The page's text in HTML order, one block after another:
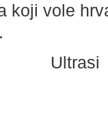
koji vole
Ultrasi